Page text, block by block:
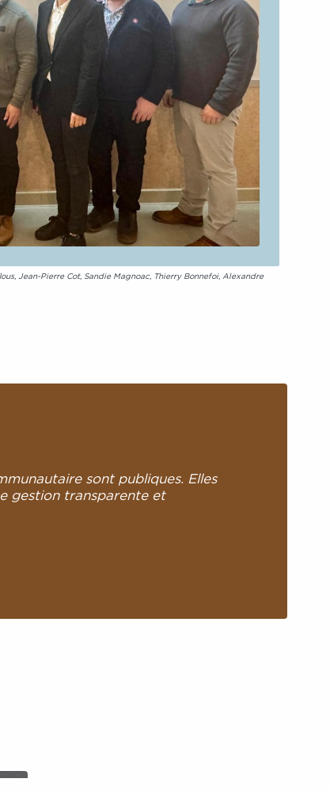
Jean-Pierre Cot, Sandie Magnoac, Thierry Bonnefoi, Alexandre
sont publiques. Elles
gestion transparente et